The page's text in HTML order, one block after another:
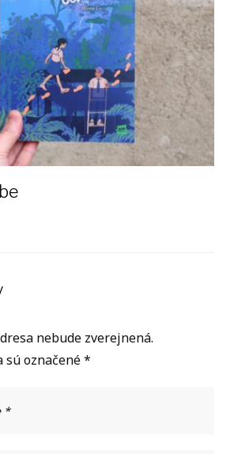
nebude zverejnená.
sú označené*